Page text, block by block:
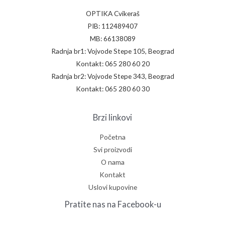
OPTIKA Cvikeraš
PIB: 112489407
MB: 66138089
Radnja br1: Vojvode Stepe 105, Beograd
Kontakt: 065 280 60 20
Radnja br2: Vojvode Stepe 343, Beograd
Kontakt: 065 280 60 30
Brzi linkovi
Početna
Svi proizvodi
O nama
Kontakt
Uslovi kupovine
Pratite nas na Facebook-u